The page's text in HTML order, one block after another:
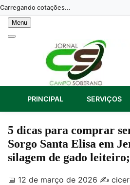
Skip
to
content
Carregando cotações...
Menu
PRINCIPAL SERVIÇOS
5 dicas para comprar
Sorgo Santa Elisa em
silagem de gado leiteiro;
📅 12 de março de 2026 ✍️